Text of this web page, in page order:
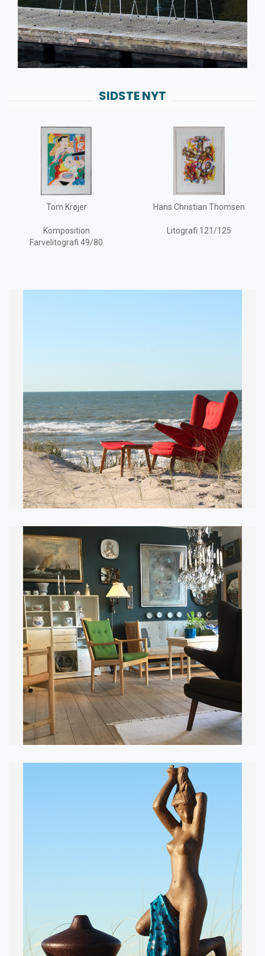
Arne Jacobsen
møbler med nyt
læder
Kom ind i butikken og hør nærmere om
SIDSTE NYT
Tom Krøjer
Komposition
Farvelitografi 49/80
Hans Christian Thomsen
Litografi 121/125
MØBELKUNST
I SILKEBORG
DESIGN OG
ANTIKVITETER